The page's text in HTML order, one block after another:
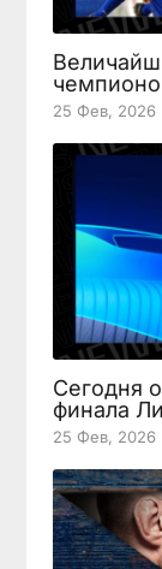
25 Фев, 2026
Сегодня
финала
25 Фев, 2026